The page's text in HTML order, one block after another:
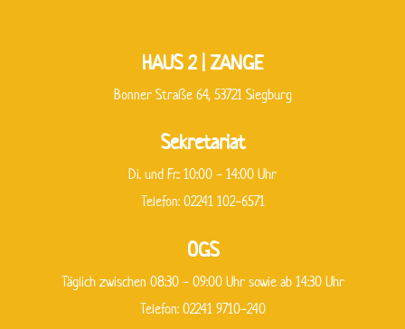
HAUS 2 | ZANGE
Bonner Straße 64, 53721 Siegburg
Sekretariat
Di. und Fr.: 10:00 - 14:00 Uhr
Telefon: 02241 102-6571
OGS
Täglich zwischen 08:30 - 09:00 Uhr sowie ab 14:30 Uhr
Telefon: 02241 9710-240